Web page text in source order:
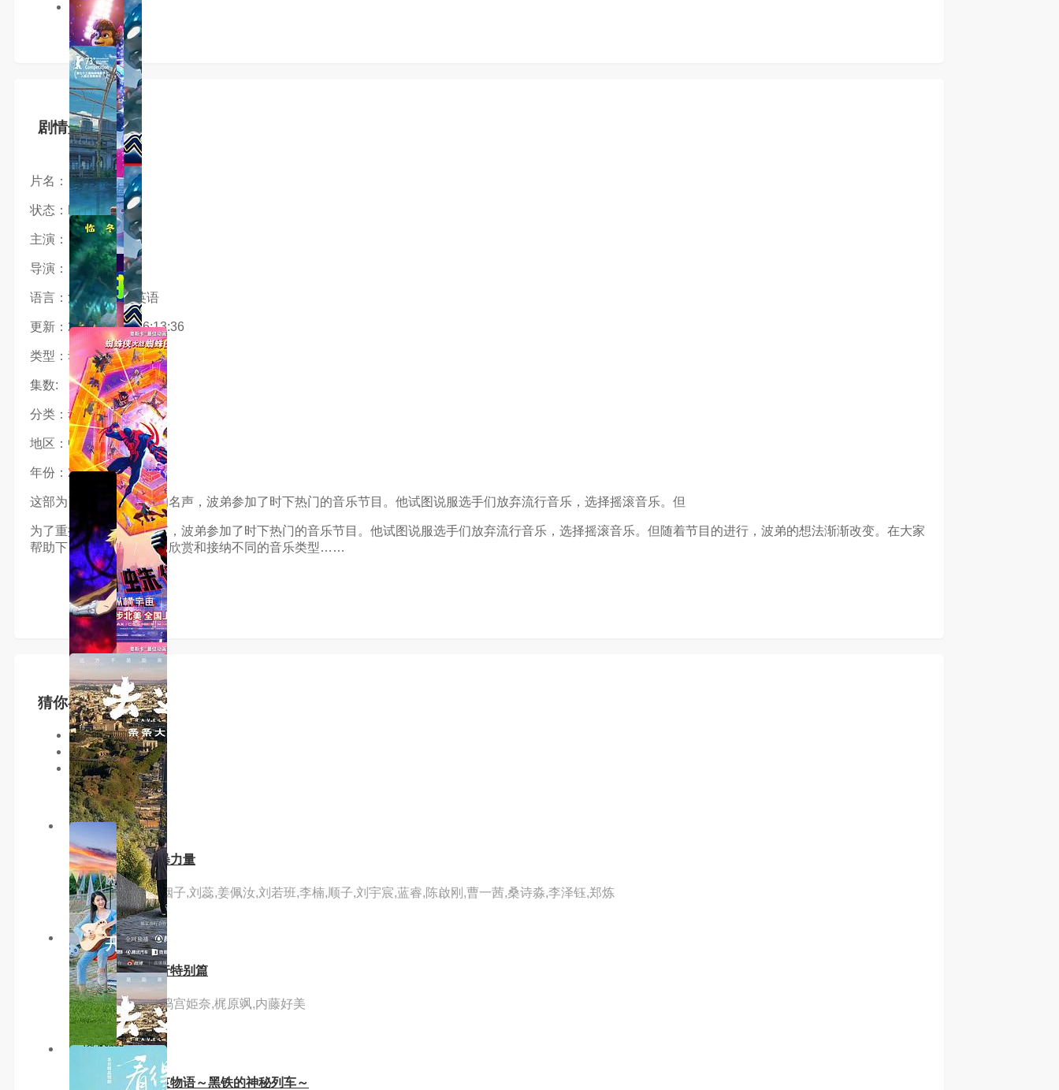
wjm3u8
剧情介绍
片名：
状态：hd
主演：
导演：
语言：汉语普通话,英语
更新：2024-03-16 16:13:36
类型：动画片
集数:
分类：动画片
地区：中国大陆,美国
年份：2022
这部为了重振摇滚教父的名声，波弟参加了时下热门的音乐节目。他试图说服选手们放弃流行音乐，选择摇滚音乐。但
为了重振摇滚教父的名声，波弟参加了时下热门的音乐节目。他试图说服选手们放弃流行音乐，选择摇滚音乐。但随着节目的进行，波弟的想法渐渐改变。在大家
帮助下，波弟终于学会了欣赏和接纳不同的音乐类型……
猜你喜欢
同类型
同地区
同年份
3.0分 hd
宇宙护卫队：风暴力量
主演：李靖,刘妤姻子,刘蕊,姜佩汝,刘若班,李楠,顺子,刘宇宸,蓝睿,陈啟刚,曹一茜,桑诗淼,李泽钰,郑炼
9.0分 hd高清
布莱泽奥特曼先行特别篇
主演：蕨野友也,捣宫姫奈,梶原飒,内藤好美
7.0分 hd
名侦探柯南灰原哀物语～黑铁的神秘列车～